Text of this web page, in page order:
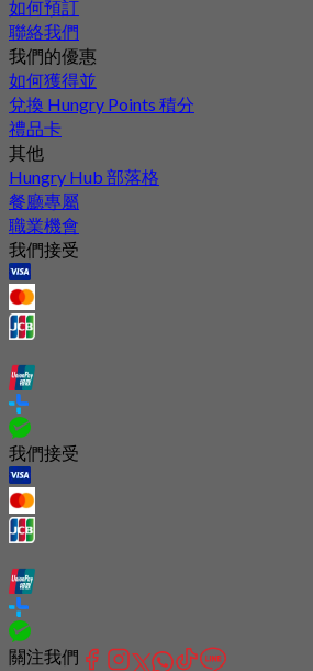
如何預訂
聯絡我們
我們的優惠
如何獲得並
兌換 Hungry Points 積分
禮品卡
其他
Hungry Hub 部落格
餐廳專屬
職業機會
我們接受
我們接受
關注我們